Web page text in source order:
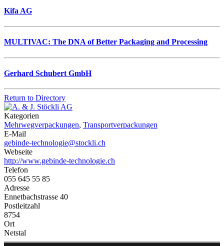
Kifa AG
MULTIVAC: The DNA of Better Packaging and Processing
Gerhard Schubert GmbH
Return to Directory
Kategorien
Mehrwegverpackungen, Transportverpackungen
E-Mail
gebinde-technologie@stockli.ch
Webseite
http://www.gebinde-technologie.ch
Telefon
055 645 55 85
Adresse
Ennetbachstrasse 40
Postleitzahl
8754
Ort
Netstal